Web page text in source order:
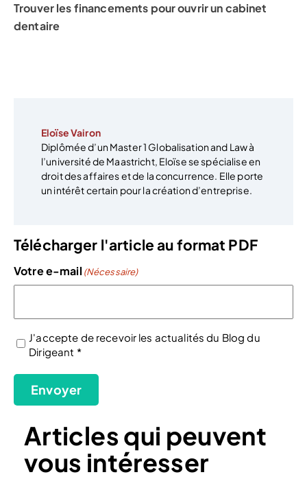
Trouver les financements pour ouvrir un cabinet
dentaire
Eloïse Vairon
Diplômée d’un Master 1 Globalisation and Law à
l’université de Maastricht, Eloïse se spécialise en
droit des affaires et de la concurrence. Elle porte
un intérêt certain pour la création d’entreprise.
Télécharger l'article au format PDF
Votre e-mail (Nécessaire)
(Nécessaire)
J'accepte de recevoir les actualités du Blog du
Dirigeant *
Envoyer
Articles qui peuvent
vous intéresser